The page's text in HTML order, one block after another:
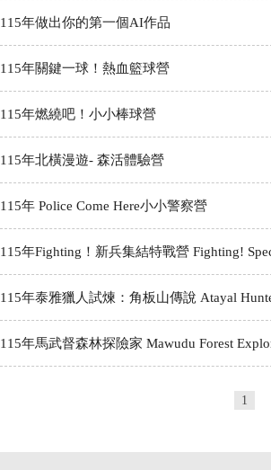
115年做出你的第一個AI作品
115年關鍵一球！熱血籃球營
115年燃繞吧！小小棒球營
115年北橫漫遊- 森活體驗營
115年 Police Come Here小小警察營
115年Fighting！新兵集結特戰營 Fighting!
115年泰雅獵人試煉：角板山傳說 Atayal
115年馬武督森林探險家 Mawudu Forest
1